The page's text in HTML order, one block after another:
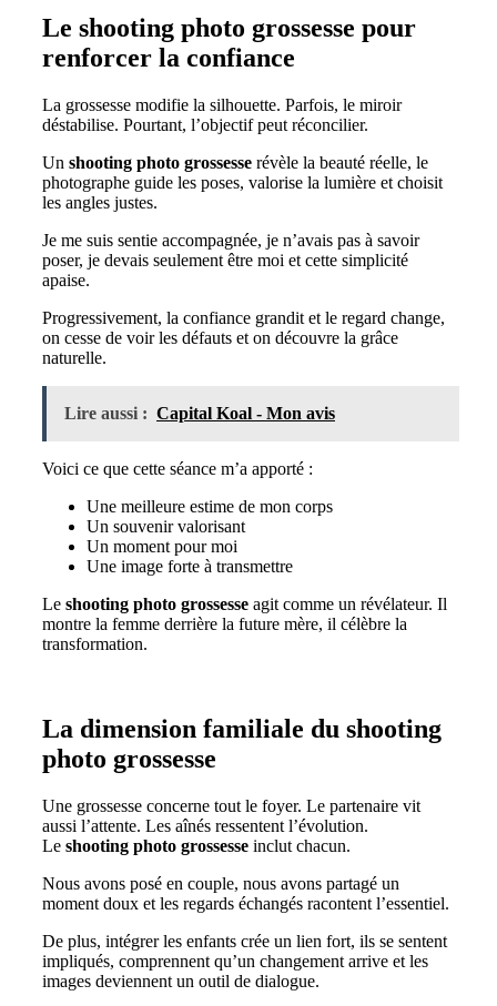
Le shooting photo grossesse pour
renforcer la confiance
La grossesse modifie la silhouette. Parfois, le miroir
déstabilise. Pourtant, l’objectif peut réconcilier.
Un shooting photo grossesse révèle la beauté réelle, le
photographe guide les poses, valorise la lumière et choisit
les angles justes.
Je me suis sentie accompagnée, je n’avais pas à savoir
poser, je devais seulement être moi et cette simplicité
apaise.
Progressivement, la confiance grandit et le regard change,
on cesse de voir les défauts et on découvre la grâce
naturelle.
Lire aussi : Capital Koal - Mon avis
Voici ce que cette séance m’a apporté :
Une meilleure estime de mon corps
Un souvenir valorisant
Un moment pour moi
Une image forte à transmettre
Le shooting photo grossesse agit comme un révélateur. Il
montre la femme derrière la future mère, il célèbre la
transformation.
La dimension familiale du shooting
photo grossesse
Une grossesse concerne tout le foyer. Le partenaire vit
aussi l’attente. Les aînés ressentent l’évolution.
Le shooting photo grossesse inclut chacun.
Nous avons posé en couple, nous avons partagé un
moment doux et les regards échangés racontent l’essentiel.
De plus, intégrer les enfants crée un lien fort, ils se sentent
impliqués, comprennent qu’un changement arrive et les
images deviennent un outil de dialogue.